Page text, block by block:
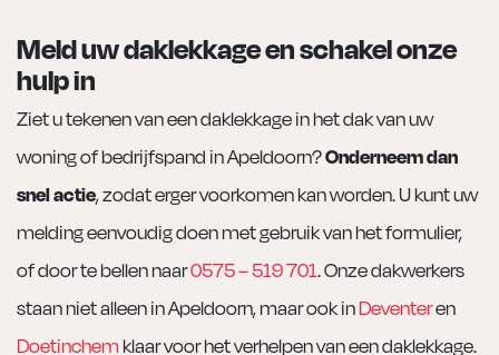
Meld uw daklekkage en schakel onze
hulp in
Ziet u tekenen van een daklekkage in het dak van uw
woning of bedrijfspand in Apeldoorn?Onderneem dan
snel actie, zodat erger voorkomen kan worden. U kunt uw
melding eenvoudig doen met gebruik van het formulier,
of door te bellen naar0575 – 519 701. Onze dakwerkers
staan niet alleen in Apeldoorn, maar ook inDeventeren
Doetinchemklaar voor het verhelpen van een daklekkage.